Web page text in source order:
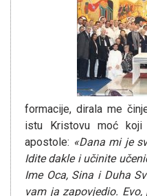
formacije, dirala me
istu Kristovu moć
apostole: «Dana mi je
Idite dakle i učinite
Ime Oca, Sina i Duha
vam ja zapovjedio.